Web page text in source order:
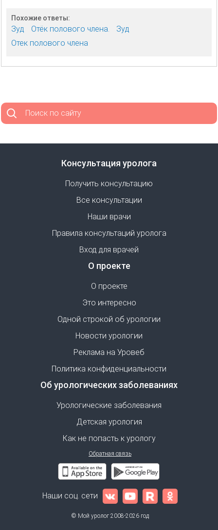
Похожие ответы:
Зуд Отёк полового члена.
Зуд
Отек полового члена
Поиск по сайту
Консультация уролога
Получить консультацию
Все консультации
Наши врачи
Правила консультаций уролога
Вход для врачей
О проекте
О проекте
Это интересно
Одной строкой об урологии
Новости урологии
Реклама на Уровеб
Политика конфиденциальности
Об урологических заболеваниях
Урологические заболевания
Детская урология
Как не попасть к урологу
Обратная связь
Наши соц. сети
© Мой уролог 2008-2026 год